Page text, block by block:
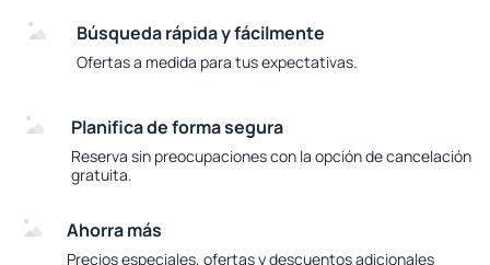
Búsqueda rápida y fácilmente
Ofertas a medida para tus expectativas.
Planifica de forma segura
Reserva sin preocupaciones con la opción de cancelación
gratuita.
Ahorra más
Precios especiales, ofertas y descuentos adicionales